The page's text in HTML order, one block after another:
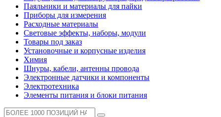
Паяльники и материалы для пайки
Приборы для измерения
Расходные материалы
Световые эффекты, наборы, модули
Товары под заказ
Установочные и корпусные изделия
Химия
Шнуры, кабели, антенны провода
Электронные датчики и компоненты
Электротехника
Элементы питания и блоки питания